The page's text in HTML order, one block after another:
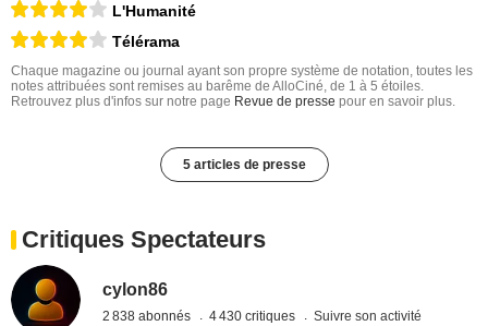
L'Humanité
Télérama
Chaque magazine ou journal ayant son propre système de notation, toutes les
notes attribuées sont remises au barême de AlloCiné, de 1 à 5 étoiles.
Retrouvez plus d'infos sur notre page Revue de presse pour en savoir plus.
5 articles de presse
Critiques Spectateurs
cylon86
2 838 abonnés 4 430 critiques Suivre son activité